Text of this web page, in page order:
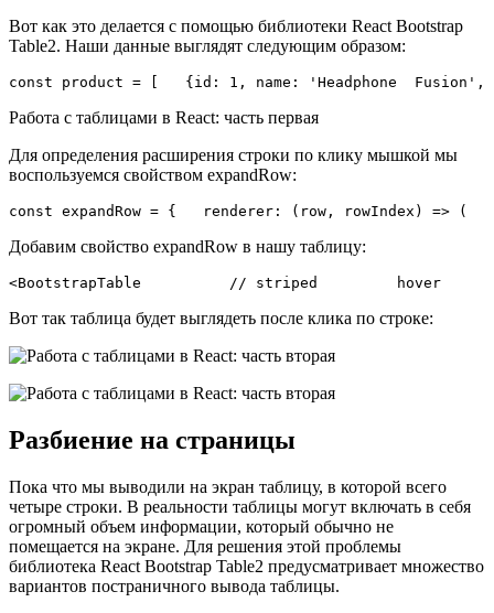
Вот как это делается с помощью библиотеки React Bootstrap
Table2. Наши данные выглядят следующим образом:
const product = [   {id: 1, name: 'Headphone
Работа с таблицами в React: часть первая
Для определения расширения строки по клику мышкой мы
воспользуемся свойством expandRow:
const expandRow = {   renderer: (row, rowIndex) =>
Добавим свойство expandRow в нашу таблицу:
<BootstrapTable          // striped         hover
Вот так таблица будет выглядеть после клика по строке:
Разбиение на страницы
Пока что мы выводили на экран таблицу, в которой всего
четыре строки. В реальности таблицы могут включать в себя
огромный объем информации, который обычно не
помещается на экране. Для решения этой проблемы
библиотека React Bootstrap Table2 предусматривает множество
вариантов постраничного вывода таблицы.